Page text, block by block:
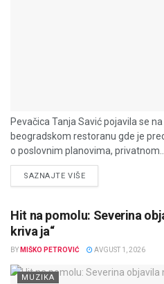
Pevačica Tanja Savić pojavila se
beogradskom restoranu gde je
o poslovnim planovima, privatnom...
SAZNAJTE VIŠEDETAILS
Hit na pomolu: Severina
kriva ja“
BY MIŠKO PETROVIĆ AVGUST 1, 2026
MUZIKA